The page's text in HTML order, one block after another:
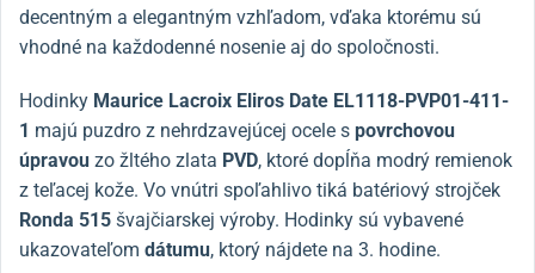
decentným a elegantným vzhľadom, vďaka ktorému sú
vhodné na každodenné nosenie aj do spoločnosti.
Hodinky Maurice Lacroix Eliros Date EL1118-PVP01-411-
1 majú puzdro z nehrdzavejúcej ocele s povrchovou
úpravou zo žltého zlata PVD, ktoré dopĺňa modrý remienok
z teľacej kože. Vo vnútri spoľahlivo tiká batériový strojček
Ronda 515 švajčiarskej výroby. Hodinky sú vybavené
ukazovateľom dátumu, ktorý nájdete na 3. hodine.